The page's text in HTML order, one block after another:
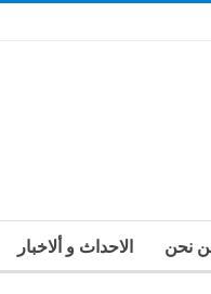
نحن الاحداث و ألاخبار